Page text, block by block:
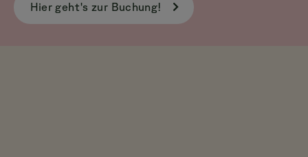
Hier geht's zur Buchung!